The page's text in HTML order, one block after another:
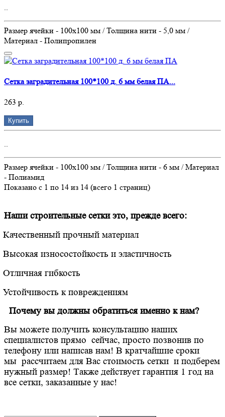
Размер ячейки - 100х100 мм / Толщина нити - 5,0 мм /
Материал - Полипропилен
Сетка заградительная 100*100 д. 6 мм белая ПА...
263 р.
Купить
..
Размер ячейки - 100х100 мм / Толщина нити - 6 мм / Материал
- Полиамид
Показано с 1 по 14 из 14 (всего 1 страниц)
Наши строительные сетки это, прежде всего:
Качественный прочный материал
Высокая износостойкость и эластичность
Отличная гибкость
Устойчивость к повреждениям
Почему вы должны обратиться именно к нам?
Вы можете получить консультацию наших
специалистов прямо сейчас, просто позвонив по
телефону или написав нам! В кратчайшие сроки
мы рассчитаем для Вас стоимость сетки и подберем
нужный размер! Также действует гарантия 1 год на
все сетки, заказанные у нас!